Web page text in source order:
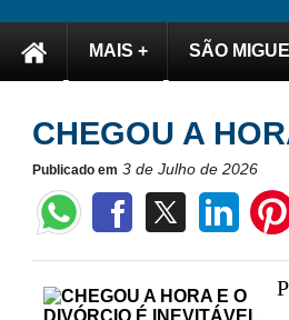
MAIS + SÃO
CHEGOU A
Publicado em 3 de Julho de 2026